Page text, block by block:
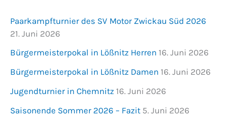
Paarkampfturnier des SV Motor Zwickau Süd 2026
21. Juni 2026
Bürgermeisterpokal in Lößnitz Herren 16. Juni 2026
Bürgermeisterpokal in Lößnitz Damen 16. Juni 2026
Jugendturnier in Chemnitz 16. Juni 2026
Saisonende Sommer 2026 – Fazit 5. Juni 2026